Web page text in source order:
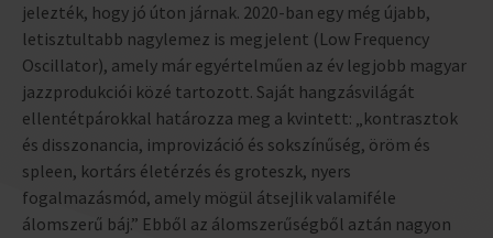
jelezték, hogy jó úton járnak. 2020-ban egy még újabb,
letisztultabb nagylemez is megjelent (Low Frequency
Oscillator), amely már egyértelműen az év legjobb magyar
jazzprodukciói közé tartozott. Saját hangzásvilágát
ellentétpárokkal határozza meg a kvintett: „kontrasztok
és disszonancia, improvizáció és sokszínűség, öröm és
spleen, kortárs életérzés és groteszk, nyers
fogalmazásmód, amely mögül átsejlik valamiféle
álomszerű báj.” Ebből az álomszerűségből aztán nagyon